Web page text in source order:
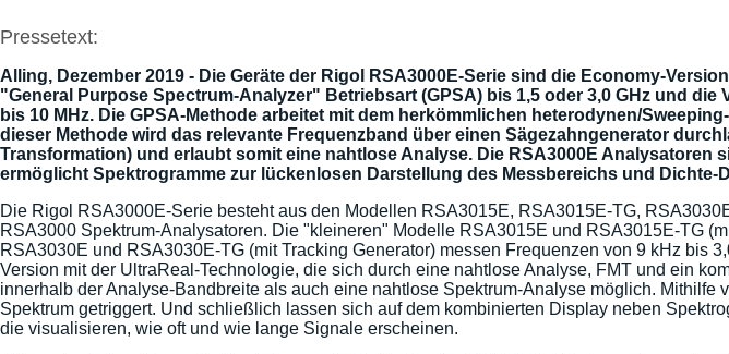
Pressetext:
Alling, Dezember 2019 - Die Geräte der Rigol RSA3000E-Serie sind die Economy-
"General Purpose Spectrum-Analyzer" Betriebsart (GPSA) bis 1,5 oder 3,0 GHz und
bis 10 MHz. Die GPSA-Methode arbeitet mit dem herkömmlichen heterodynen/
dieser Methode wird das relevante Frequenzband über einen Sägezahngenerator
Transformation) und erlaubt somit eine nahtlose Analyse. Die RSA3000E
ermöglicht Spektrogramme zur lückenlosen Darstellung des Messbereichs und
Die Rigol RSA3000E-Serie besteht aus den Modellen RSA3015E, RSA3015E-TG,
RSA3000 Spektrum-Analysatoren. Die "kleineren" Modelle RSA3015E und RSA3015E-TG
RSA3030E und RSA3030E-TG (mit Tracking Generator) messen Frequenzen von 9 kHz bis
Version mit der UltraReal-Technologie, die sich durch eine nahtlose Analyse, FMT und ein
innerhalb der Analyse-Bandbreite als auch eine nahtlose Spektrum-Analyse möglich.
Spektrum getriggert. Und schließlich lassen sich auf dem kombinierten Display neben
die visualisieren, wie oft und wie lange Signale erscheinen.